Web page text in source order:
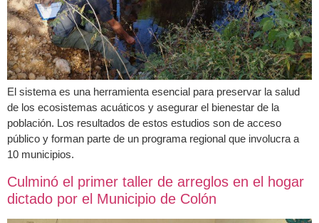
El sistema es una herramienta esencial para preservar la salud
de los ecosistemas acuáticos y asegurar el bienestar de la
población. Los resultados de estos estudios son de acceso
público y forman parte de un programa regional que involucra a
10 municipios.
Culminó el primer taller de arreglos en el hogar
dictado por el Municipio de Colón